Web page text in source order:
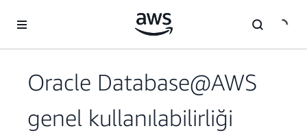
Oracle Database@AWS
genel kullanılabilirliği